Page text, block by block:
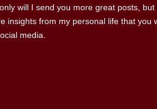
will I send you more great posts, but
insights from my personal life that you
media.